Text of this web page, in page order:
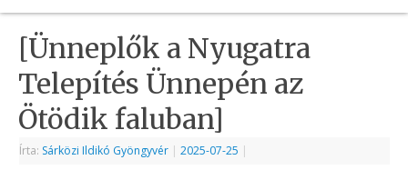
[Ünneplők a Nyugatra
Telepítés Ünnepén az
Ötödik faluban]
Írta: Sárközi Ildikó Gyöngyvér | 2025-07-25 |